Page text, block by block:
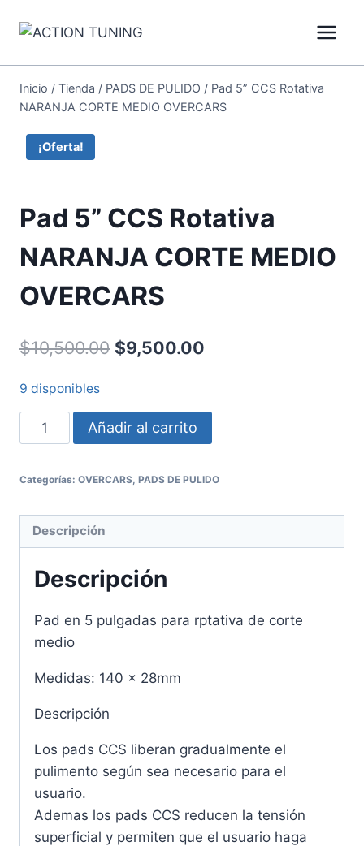
Inicio / Tienda / PADS DE PULIDO / Pad 5” CCS Rotativa
NARANJA CORTE MEDIO OVERCARS
¡Oferta!
Pad 5” CCS Rotativa
NARANJA CORTE MEDIO
OVERCARS
$10,500.00 $9,500.00
9 disponibles
Añadir al carrito
Categorías: OVERCARS PADS DE PULIDO
Descripción
Descripción
Pad en 5 pulgadas para rptativa de corte
medio
Medidas: 140 x 28mm
Descripción
Los pads CCS liberan gradualmente el
pulimento según sea necesario para el
usuario.
Ademas los pads CCS reducen la tensión
superficial y permiten que el usuario haga